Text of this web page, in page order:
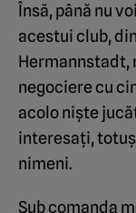
Însă, până nu
acestui club,
Hermannstadt,
negociere cu
acolo niște
interesați,
nimeni.
Sub comanda